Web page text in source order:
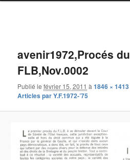
avenir1972,Procés du
FLB,Nov.0002
Publié lefévrier 15, 2011 à1846 × 1413
Articles par Y.F.1972-’75